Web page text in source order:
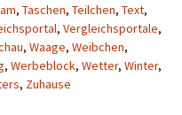
, Taschen, Teilchen, Text,
, Vergleichsportale,
, Waage, Weibchen,
, Werbeblock, Wetter, Winter,
, Zuhause